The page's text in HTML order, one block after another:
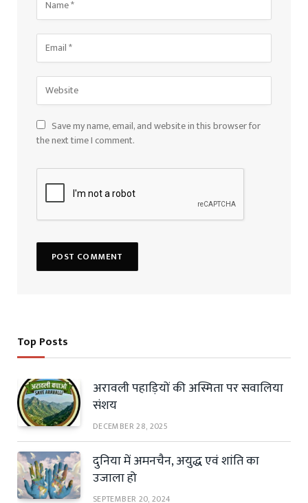
Save my name, email, and website in this browser for
the next time I comment.
Top Posts
अरावली पहाड़ियों की अस्मिता पर सवालिया
संशय
DECEMBER 28, 2025
दुनिया में अमनचैन, अयुद्ध एवं शांति का
उजाला हो
SEPTEMBER 20, 2024